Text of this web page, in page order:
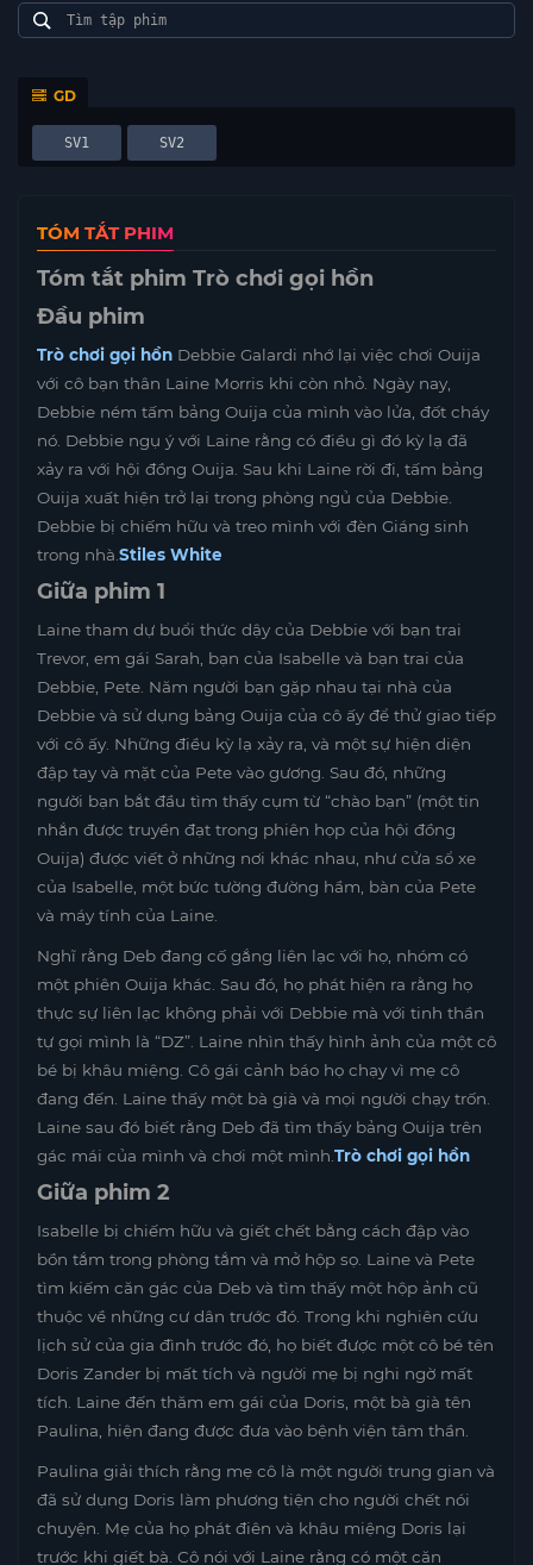
GD
SV1 SV2
TÓM TẮT PHIM
Tóm tắt phim Trò chơi gọi hồn
Đầu phim
Trò chơi gọi hồn Debbie Galardi nhớ lại việc chơi Ouija
với cô bạn thân Laine Morris khi còn nhỏ. Ngày nay,
Debbie ném tấm bảng Ouija của mình vào lửa, đốt cháy
nó. Debbie ngụ ý với Laine rằng có điều gì đó kỳ lạ đã
xảy ra với hội đồng Ouija. Sau khi Laine rời đi, tấm bảng
Ouija xuất hiện trở lại trong phòng ngủ của Debbie.
Debbie bị chiếm hữu và treo mình với đèn Giáng sinh
trong nhà.Stiles White
Giữa phim 1
Laine tham dự buổi thức dậy của Debbie với bạn trai
Trevor, em gái Sarah, bạn của Isabelle và bạn trai của
Debbie, Pete. Năm người bạn gặp nhau tại nhà của
Debbie và sử dụng bảng Ouija của cô ấy để thử giao tiếp
với cô ấy. Những điều kỳ lạ xảy ra, và một sự hiện diện
đập tay và mặt của Pete vào gương. Sau đó, những
người bạn bắt đầu tìm thấy cụm từ “chào bạn” (một tin
nhắn được truyền đạt trong phiên họp của hội đồng
Ouija) được viết ở những nơi khác nhau, như cửa sổ xe
của Isabelle, một bức tường đường hầm, bàn của Pete
và máy tính của Laine.
Nghĩ rằng Deb đang cố gắng liên lạc với họ, nhóm có
một phiên Ouija khác. Sau đó, họ phát hiện ra rằng họ
thực sự liên lạc không phải với Debbie mà với tinh thần
tự gọi mình là “DZ”. Laine nhìn thấy hình ảnh của một cô
bé bị khâu miệng. Cô gái cảnh báo họ chạy vì mẹ cô
đang đến. Laine thấy một bà già và mọi người chạy trốn.
Laine sau đó biết rằng Deb đã tìm thấy bảng Ouija trên
gác mái của mình và chơi một mình.Trò chơi gọi hồn
Giữa phim 2
Isabelle bị chiếm hữu và giết chết bằng cách đập vào
bồn tắm trong phòng tắm và mở hộp sọ. Laine và Pete
tìm kiếm căn gác của Deb và tìm thấy một hộp ảnh cũ
thuộc về những cư dân trước đó. Trong khi nghiên cứu
lịch sử của gia đình trước đó, họ biết được một cô bé tên
Doris Zander bị mất tích và người mẹ bị nghi ngờ mất
tích. Laine đến thăm em gái của Doris, một bà già tên
Paulina, hiện đang được đưa vào bệnh viện tâm thần.
Paulina giải thích rằng mẹ cô là một người trung gian và
đã sử dụng Doris làm phương tiện cho người chết nói
chuyện. Mẹ của họ phát điên và khâu miệng Doris lại
trước khi giết bà. Cô nói với Laine rằng có một căn